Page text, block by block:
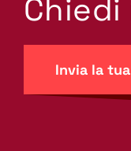
Invia la